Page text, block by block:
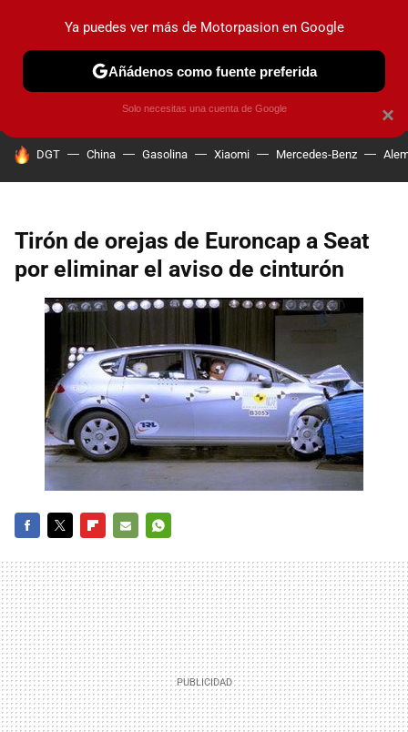
PRUEBAS COCHES ELÉCTRICOS OBSERVATORIO
HOY SE HABLA DE
DGT China Gasolina Xiaomi Mercedes-Benz
Tirón de orejas de Euroncap a Seat
por eliminar el aviso de cinturón
MAIL
×
Ya puedes ver más de Motorpasion en Google
Añádenos como fuente preferida
Solo necesitas una cuenta de Google